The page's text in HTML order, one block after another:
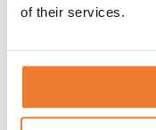
of their services.
RITNING
Barlucka B 160 cm H